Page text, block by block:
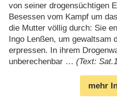
von seiner drogensüchtigen
Besessen vom Kampf um
die Mutter völlig durch: Sie
Ingo Lenßen, um gewaltsam
erpressen. In ihrem
unberechenbar … (Text:
mehr